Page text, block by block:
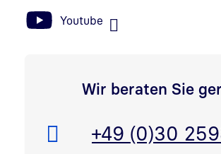
Youtube
Wir beraten Sie
Telefon:
+49 (0)30